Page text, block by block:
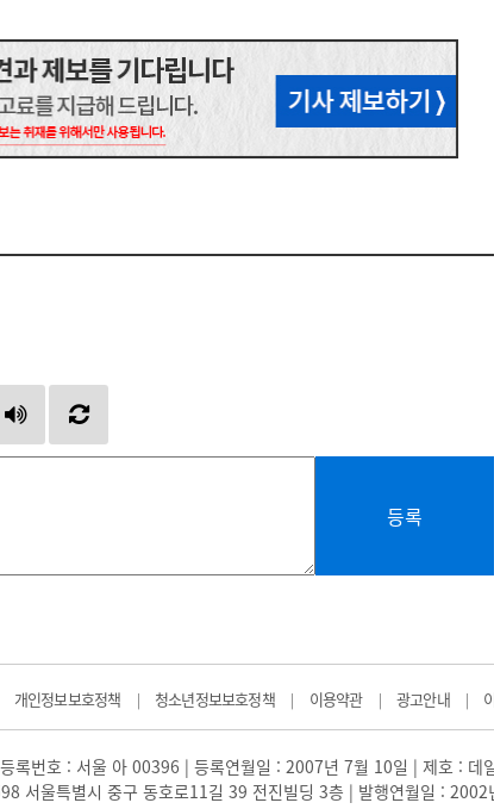
등록
개인정보보호정책 | 청소년정보보호정책 | 이용약관 | 광고안내 |
록번호 : 서울 아 00396 | 등록연월일 : 2007년 7월 10일 | 제호 : 데
서울특별시 중구 동호로11길 39 전진빌딩 3층 | 발행연월일 : 2002